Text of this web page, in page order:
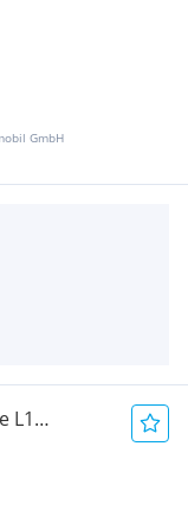
GmbH
L1